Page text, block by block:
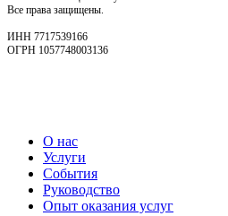
Все права защищены.
ИНН 7717539166
ОГРН 1057748003136
О нас
Услуги
События
Руководство
Опыт оказания услуг